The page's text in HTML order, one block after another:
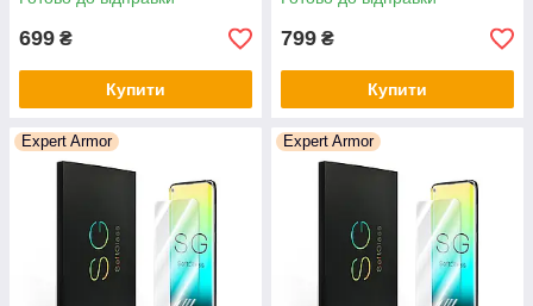
699 ₴
Купити
799 ₴
Купити
Expert Armor Expert Armor